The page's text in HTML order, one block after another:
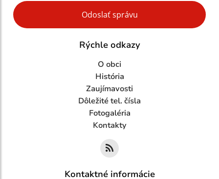
Google reCaptcha Response
Odoslať správu
Rýchle odkazy
O obci
História
Zaujímavosti
Dôležité tel. čísla
Fotogaléria
Kontakty
Kontaktné informácie